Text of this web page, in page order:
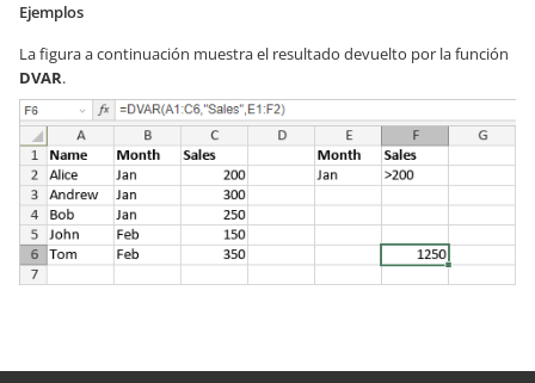
Ejemplos
La figura a continuación muestra el resultado devuelto por la función
DVAR.